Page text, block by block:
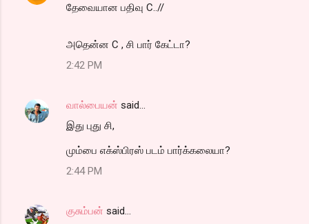
தேவையான பதிவு C..//
அதென்ன C , சி பார் கேட்டா?
2:42 PM
வால்பையன் said…
இது புது சி,
மும்பை எக்ஸ்பிரஸ் படம் பார்க்கலையா?
2:44 PM
குசும்பன் said…